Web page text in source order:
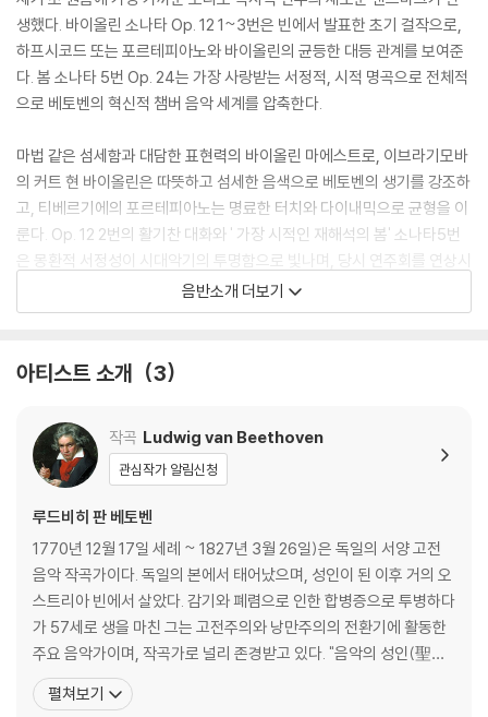
생했다. 바이올린 소나타 Op. 12 1~3번은 빈에서 발표한 초기 걸작으로,
하프시코드 또는 포르테피아노와 바이올린의 균등한 대등 관계를 보여준
다. 봄 소나타 5번 Op. 24는 가장 사랑받는 서정적, 시적 명곡으로 전체적
으로 베토벤의 혁신적 챔버 음악 세계를 압축한다.
마법 같은 섬세함과 대담한 표현력의 바이올린 마에스트로, 이브라기모바
의 커트 현 바이올린은 따뜻하고 섬세한 음색으로 베토벤의 생기를 강조하
고, 티베르기에의 포르테피아노는 명료한 터치와 다이내믹으로 균형을 이
룬다. Op. 12 2번의 활기찬 대화와 ' 가장 시적인 재해석의 봄' 소나타5번
은 몽환적 서정성이 시대악기의 투명함으로 빛나며, 당시 연주회를 연상시
킨다. 이들은 고전주의적 균형과 투명한 대화를 중심으로 접근하며, 각 악
기의 역할을 대등하게 설정해 실내악적 긴밀함을 강조한다.
이브라기모바는 키아로스쿠로 사중주단 제1바이올린으로 시대악기 연주
테피아노 복제품을 사용하며, 두 사람의 호흡은 역사적 연주 관행을 통해
베토벤의 원래 음색을 복원한다.
9’38
음반소개 더보기
아티스트 소개 3
작곡 Ludwig van Beethoven
관심작가 알림신청
루드비히 판 베토벤
1770년 12월 17일 세례 ~ 1827년 3월 26일)은 독일의 서양 고전
음악 작곡가이다. 독일의 본에서 태어났으며, 성인이 된 이후 거의 오
스트리아 빈에서 살았다. 감기와 폐렴으로 인한 합병증으로 투병하다
가 57세로 생을 마친 그는 고전주의와 낭만주의의 전환기에 활동한
주요 음악가이며, 작곡가로 널리 존경받고 있다. "음악의 성인(聖
人)" 또는 "악성"(樂聖)이라는 별칭으로 불리기도 한다. 가장 잘 알
려진 작품으로는 《교향곡 5번》, 《교향곡 6번》, 《교향곡 9번》, 《비창
펼쳐보기